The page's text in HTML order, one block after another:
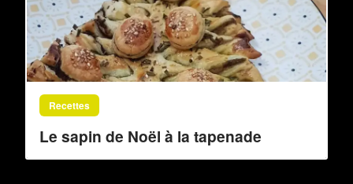
Recettes
Le sapin de Noël à la tapenade